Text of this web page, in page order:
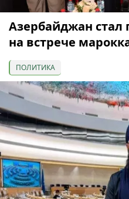
Азербайджан стал
на встрече
ПОЛИТИКА